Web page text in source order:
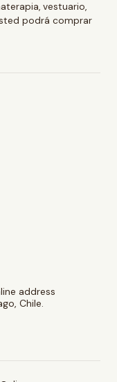
vestuario,
podrá comprar
address
Chile.